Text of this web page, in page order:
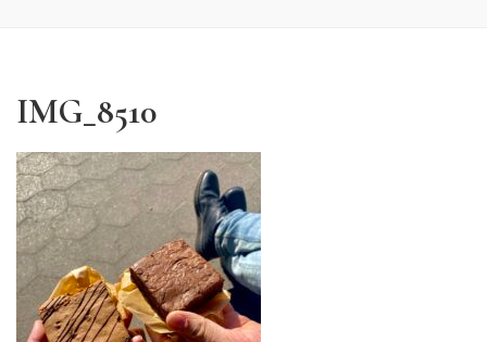
IMG_8510